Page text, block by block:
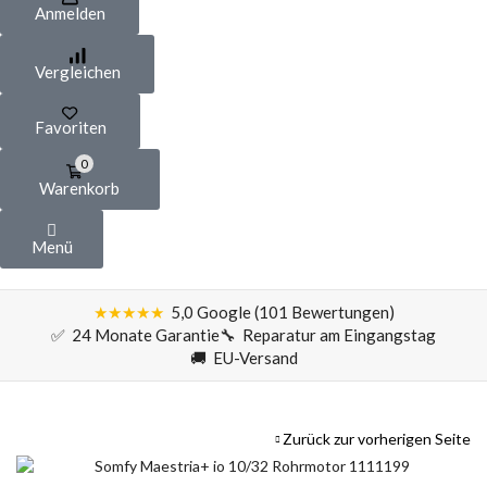
Anmelden
Vergleichen
Favoriten
0
Warenkorb
Menü
★★★★★ 5,0 Google (101 Bewertungen)
✅ 24 Monate Garantie🔧 Reparatur am Eingangstag
🚚 EU-Versand
Zurück zur vorherigen Seite